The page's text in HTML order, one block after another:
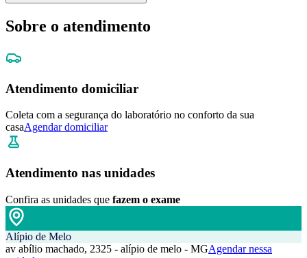
Sobre o atendimento
Atendimento domiciliar
Coleta com a segurança do laboratório no conforto da sua
casaAgendar domiciliar
Atendimento nas unidades
Confira as unidades que fazem o exame
Alípio de Melo
av abílio machado, 2325 - alípio de melo - MGAgendar nessa